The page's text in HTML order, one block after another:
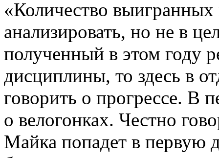
«Количество
анализировать, но не в
полученный в этом году
дисциплины, то здесь в
говорить о прогрессе. В
о велогонках. Честно
Майка попадет в первую